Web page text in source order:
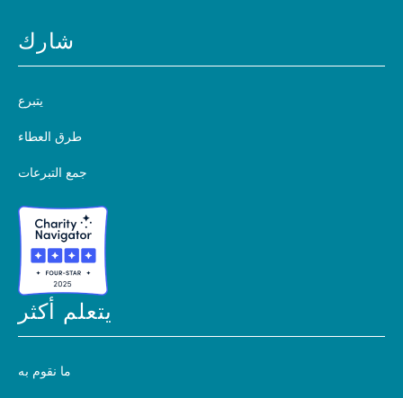
شارك
يتبرع
طرق العطاء
جمع التبرعات
يتعلم أكثر
ما نقوم به